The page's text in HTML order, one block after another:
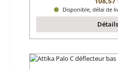
Disponible, délai de
Détails